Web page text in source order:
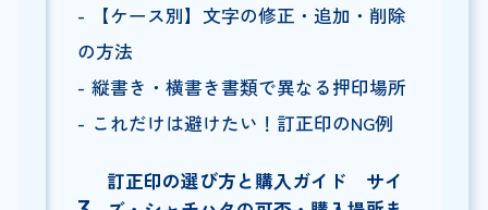
【ケース別】文字の修正・追加・削除
の方法
縦書き・横書き書類で異なる押印場所
これだけは避けたい！訂正印のNG例
訂正印の選び方と購入ガイド サイ